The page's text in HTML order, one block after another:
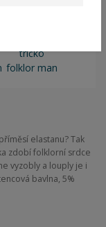
elastanu? Tak
zdobí folklorní srdce
vyzobly a louply je i
bavlna, 5%